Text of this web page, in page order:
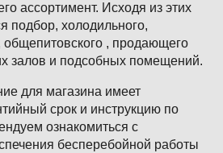
ассортимент. Исходя из этих
подбор, холодильного,
, продающего
залов и подсобных помещений.
для магазина имеет
срок и инструкцию по
ознакомиться с
бесперебойной работы